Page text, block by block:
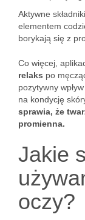
Aktywne
elementem
borykają się z
Co więcej,
relaks po
pozytywny
na kondycję
sprawia, że
promienna.
Jakie
oczy?